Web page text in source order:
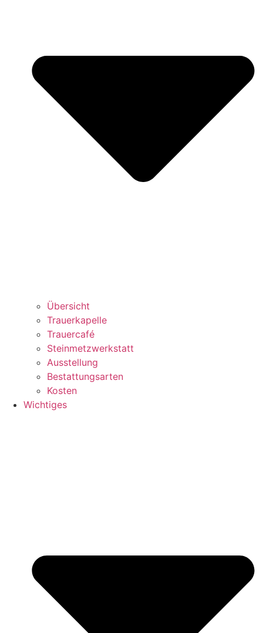
Übersicht
Trauerkapelle
Trauercafé
Steinmetzwerkstatt
Ausstellung
Bestattungsarten
Kosten
Wichtiges